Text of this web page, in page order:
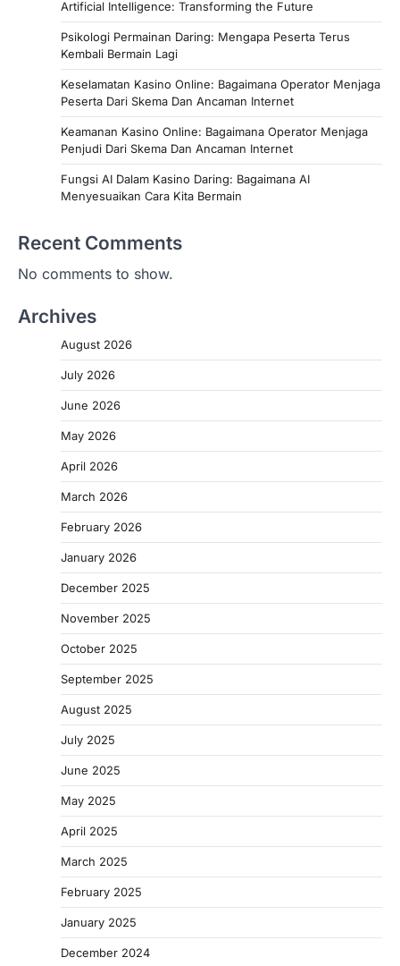
Artificial Intelligence: Transforming the Future
Psikologi Permainan Daring: Mengapa Peserta Terus
Kembali Bermain Lagi
Keselamatan Kasino Online: Bagaimana Operator Menjaga
Peserta Dari Skema Dan Ancaman Internet
Keamanan Kasino Online: Bagaimana Operator Menjaga
Penjudi Dari Skema Dan Ancaman Internet
Fungsi AI Dalam Kasino Daring: Bagaimana AI
Menyesuaikan Cara Kita Bermain
Recent Comments
No comments to show.
Archives
August 2026
July 2026
June 2026
May 2026
April 2026
March 2026
February 2026
January 2026
December 2025
November 2025
October 2025
September 2025
August 2025
July 2025
June 2025
May 2025
April 2025
March 2025
February 2025
January 2025
December 2024